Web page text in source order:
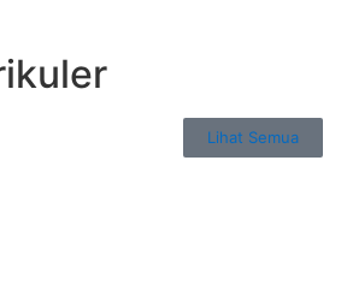
Lihat Semua